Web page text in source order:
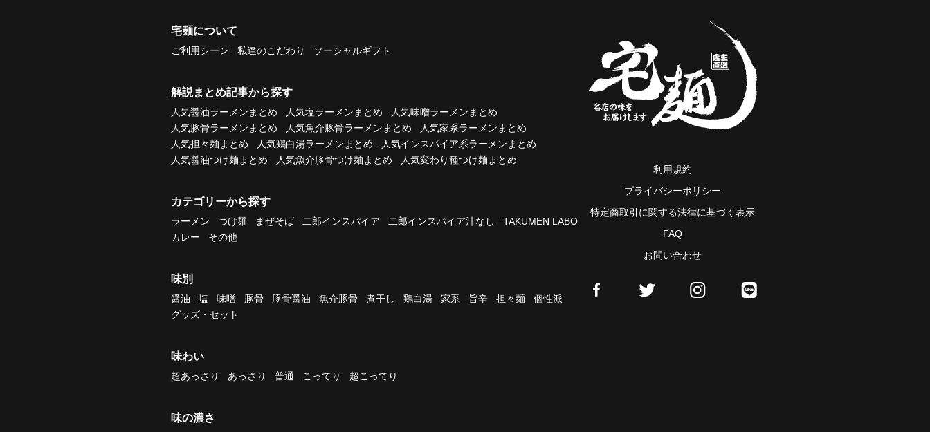
宅麺について
ご利用シーン 私達のこだわり ソーシャルギフト
解説まとめ記事から探す
人気醤油ラーメンまとめ 人気塩ラーメンまとめ
人気味噌ラーメンまとめ
人気豚骨ラーメンまとめ
人気魚介豚骨ラーメンまとめ
人気家系ラーメンまとめ
人気担々麺まとめ
人気鶏白湯ラーメンまとめ
人気インスパイア系ラーメンまとめ
人気醤油つけ麺まとめ
人気魚介豚骨つけ麺まとめ 人気変わり種つけ麺まとめ
カテゴリーから探す
ラーメン つけ麺 まぜそば 二郎インスパイア 二郎インスパイア汁なし
TAKUMEN LABO
カレー
その他
味別
醤油 塩 味噌 豚骨 豚骨醤油 魚介豚骨 煮干し 鶏白湯 家系 旨辛 担々麺
個性派
グッズ・セット
味わい
超あっさり あっさり 普通 こってり 超こってり
味の濃さ
利用規約
プライバシーポリシー
特定商取引に関する法律に基づく表示
FAQ
お問い合わせ